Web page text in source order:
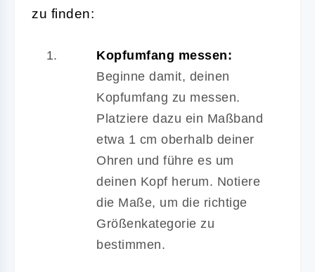
zu finden:
Kopfumfang messen:
Beginne damit, deinen
Kopfumfang zu messen.
Platziere dazu ein Maßband
etwa 1 cm oberhalb deiner
Ohren und führe es um
deinen Kopf herum. Notiere
die Maße, um die richtige
Größenkategorie zu
bestimmen.